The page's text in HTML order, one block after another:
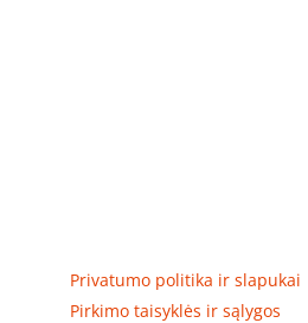
Privatumo politika ir slapukai
Pirkimo taisyklės ir sąlygos